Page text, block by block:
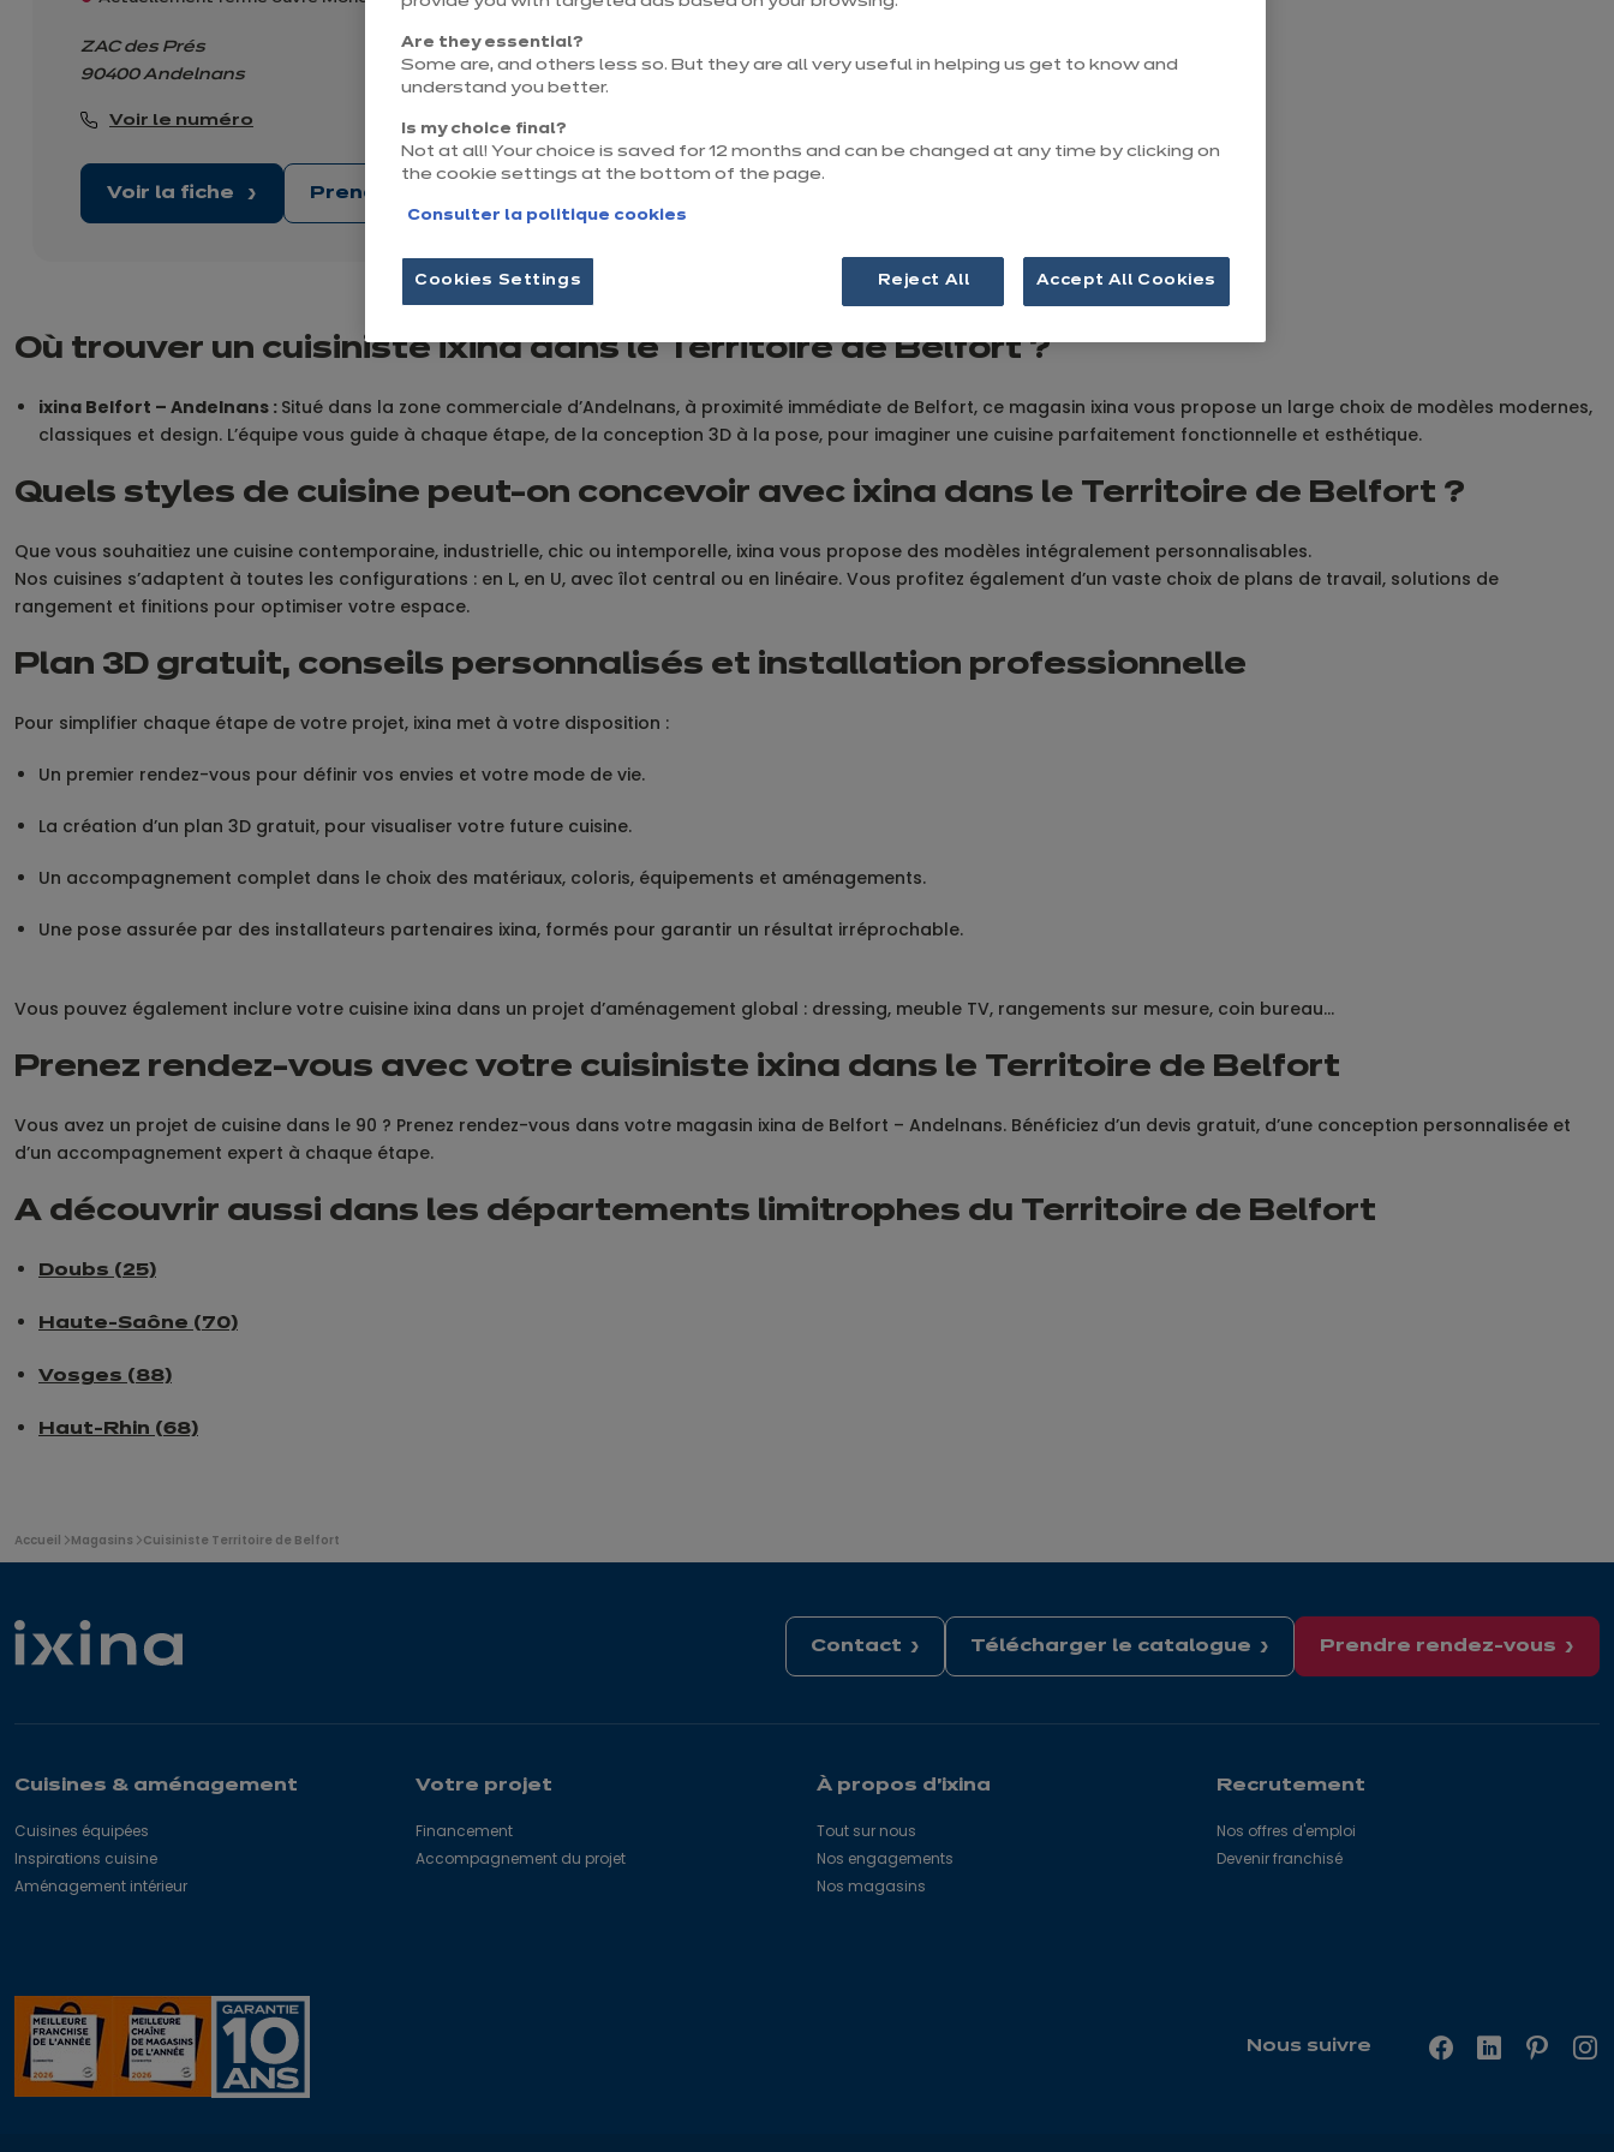
ZAC des Prés
90400 Andelnans
Voir le numéro
Voir la fiche Prendre rendez-vous
Où trouver un cuisiniste ixina dans le Territoire de Belfort ?
ixina Belfort – Andelnans : Situé dans la zone commerciale d’Andelnans, à proximité immédiate de Belfort, ce magasin ixina vous propose un large choix de modèles modernes,
classiques et design. L’équipe vous guide à chaque étape, de la conception 3D à la pose, pour imaginer une cuisine parfaitement fonctionnelle et esthétique.
Quels styles de cuisine peut-on concevoir avec ixina dans le Territoire de Belfort ?
Que vous souhaitiez une cuisine contemporaine, industrielle, chic ou intemporelle, ixina vous propose des modèles intégralement personnalisables.
Nos cuisines s’adaptent à toutes les configurations : en L, en U, avec îlot central ou en linéaire. Vous profitez également d’un vaste choix de plans de travail, solutions de
rangement et finitions pour optimiser votre espace.
Plan 3D gratuit, conseils personnalisés et installation professionnelle
Pour simplifier chaque étape de votre projet, ixina met à votre disposition :
Un premier rendez-vous pour définir vos envies et votre mode de vie.
La création d’un plan 3D gratuit, pour visualiser votre future cuisine.
Un accompagnement complet dans le choix des matériaux, coloris, équipements et aménagements.
Une pose assurée par des installateurs partenaires ixina, formés pour garantir un résultat irréprochable.
Vous pouvez également inclure votre cuisine ixina dans un projet d’aménagement global : dressing, meuble TV, rangements sur mesure, coin bureau…
Prenez rendez-vous avec votre cuisiniste ixina dans le Territoire de Belfort
Vous avez un projet de cuisine dans le 90 ? Prenez rendez-vous dans votre magasin ixina de Belfort – Andelnans. Bénéficiez d’un devis gratuit, d’une conception personnalisée et
d’un accompagnement expert à chaque étape.
A découvrir aussi dans les départements limitrophes du Territoire de Belfort
Doubs (25)
Haute-Saône (70)
Vosges (88)
Haut-Rhin (68)
Vous
êtes
Accueil Magasins Cuisiniste Territoire de Belfort
Contact Télécharger le catalogue Prendre rendez-vous
Cuisines & aménagement
Cuisines équipées
Inspirations cuisine
Aménagement intérieur
Votre projet
Financement
Accompagnement du projet
À propos d'ixina
Tout sur nous
Nos engagements
Nos magasins
Recrutement
Nos offres d'emploi
Devenir franchisé
Nous suivre
FacebookLinkedInPinterest
Are they essential?
Some are, and others less so. But they are all very useful in helping us get to know and
understand you better.
Is my choice final?
Not at all! Your choice is saved for 12 months and can be changed at any time by clicking on
the cookie settings at the bottom of the page.
Consulter la politique cookies
Cookies Settings Reject All Accept All Cookies